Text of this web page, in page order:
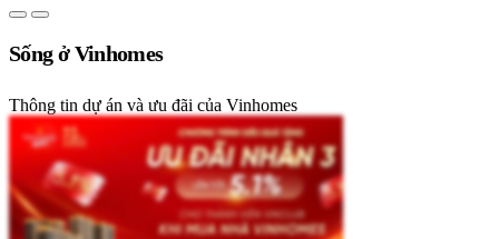
Sống ở Vinhomes
Thông tin dự án và ưu đãi của Vinhomes